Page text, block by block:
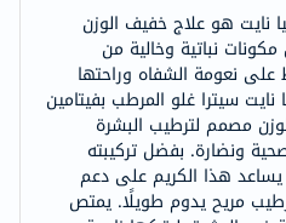
نايت هو علاج خفيف الوزن
نباتية وخالية من
على نعومة الشفاه وراحتها
سيترا غلو المرطب بفيتامين
مصمم لترطيب البشرة
ونضارة. بفضل تركيبته
يساعد هذا الكريم على دعم
مريح يدوم طويلًا. يمتص